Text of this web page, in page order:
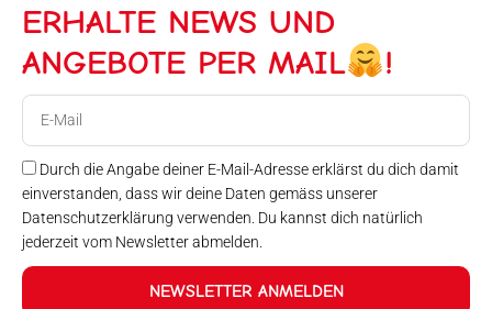
ERHALTE NEWS UND
ANGEBOTE PER MAIL
!
Durch die Angabe deiner E-Mail-Adresse erklärst du dich damit
einverstanden, dass wir deine Daten gemäss unserer
Datenschutzerklärung verwenden. Du kannst dich natürlich
jederzeit vom Newsletter abmelden.
NEWSLETTER ANMELDEN